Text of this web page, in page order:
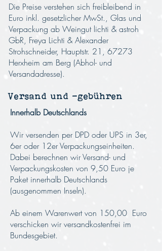
Die Preise verstehen sich freibleibend in
Euro inkl. gesetzlicher MwSt., Glas und
Verpackung ab Weingut lichti & astroh
GbR, Freya Lichti & Alexander
Strohschneider, Hauptstr. 21, 67273
Herxheim am Berg (Abhol- und
Versandadresse).
Versand und -gebühren
Innerhalb Deutschlands
Wir versenden per DPD oder UPS in 3er,
6er oder 12er Verpackungseinheiten.
Dabei berechnen wir Versand- und
Verpackungskosten von 9,50 Euro je
Paket innerhalb Deutschlands
(ausgenommen Inseln).
Ab einem Warenwert von 150,00 Euro
verschicken wir versandkostenfrei im
Bundesgebiet.